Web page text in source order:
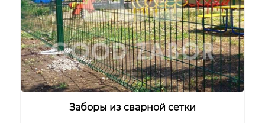
Заборы из сварной сетки